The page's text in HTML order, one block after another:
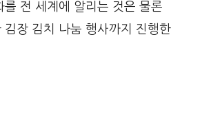
를 전 세계에 알리는 것은 물론
김장 김치 나눔 행사까지 진행한